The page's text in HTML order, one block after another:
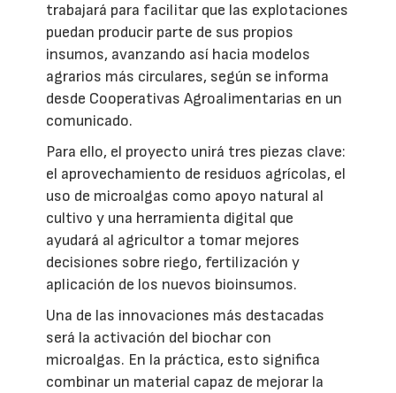
trabajará para facilitar que las explotaciones
puedan producir parte de sus propios
insumos, avanzando así hacia modelos
agrarios más circulares, según se informa
desde Cooperativas Agroalimentarias en un
comunicado.
Para ello, el proyecto unirá tres piezas clave:
el aprovechamiento de residuos agrícolas, el
uso de microalgas como apoyo natural al
cultivo y una herramienta digital que
ayudará al agricultor a tomar mejores
decisiones sobre riego, fertilización y
aplicación de los nuevos bioinsumos.
Una de las innovaciones más destacadas
será la activación del biochar con
microalgas. En la práctica, esto significa
combinar un material capaz de mejorar la